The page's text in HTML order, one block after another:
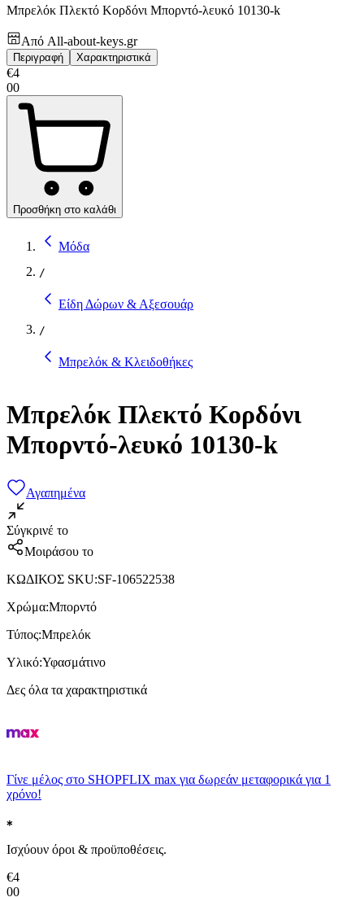
Μπρελόκ Πλεκτό Κορδόνι Μπορντό-λευκό 10130-k
Από All-about-keys.gr
Περιγραφή Χαρακτηριστικά
€4
00
Προσθήκη στο καλάθι
Μόδα
/
Είδη Δώρων & Αξεσουάρ
/
Μπρελόκ & Κλειδοθήκες
Μπρελόκ Πλεκτό Κορδόνι
Μπορντό-λευκό 10130-k
Αγαπημένα
Σύγκρινέ το
Μοιράσου το
ΚΩΔΙΚΟΣ SKU:SF-106522538
Χρώμα:Μπορντό
Τύπος:Μπρελόκ
Υλικό:Υφασμάτινο
Δες όλα τα χαρακτηριστικά
Γίνε μέλος στο SHOPFLIX max για δωρεάν μεταφορικά για 1
χρόνο!
Ισχύουν όροι & προϋποθέσεις.
€4
00